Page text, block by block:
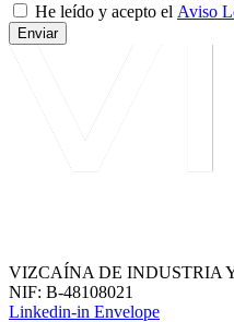
He leído y acepto el Aviso
Enviar
VIZCAÍNA DE INDUSTRIA
NIF: B-48108021
Linkedin-in Envelope